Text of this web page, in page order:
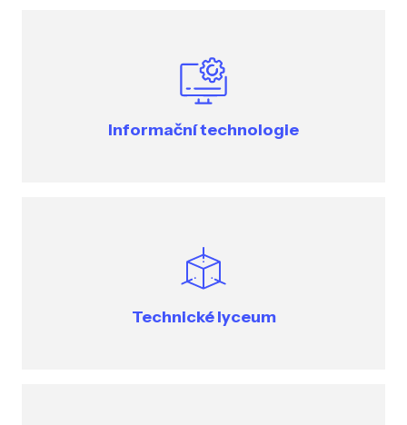
Informační technologie
Technické lyceum